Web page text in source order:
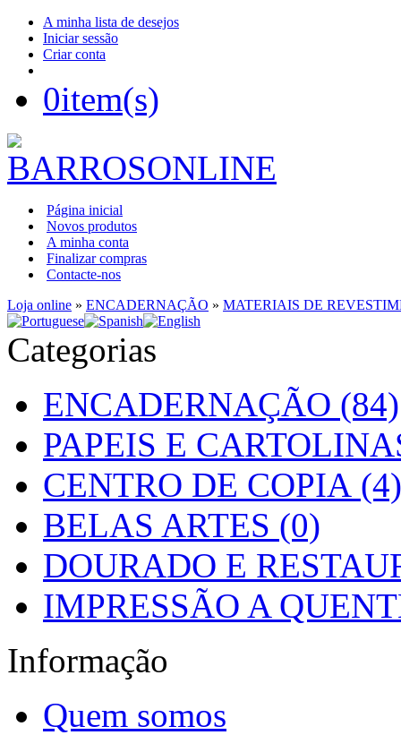
A minha lista de desejos
Iniciar sessão
Criar conta
0item(s)
Página inicial
Novos produtos
A minha conta
Finalizar compras
Contacte-nos
Loja online » ENCADERNAÇÃO » MATERIAIS DE
Categorias
ENCADERNAÇÃO (84)
PAPEIS E
CENTRO DE COPIA (4)
BELAS ARTES (0)
DOURADO E
IMPRESSÃO A
Informação
Quem somos